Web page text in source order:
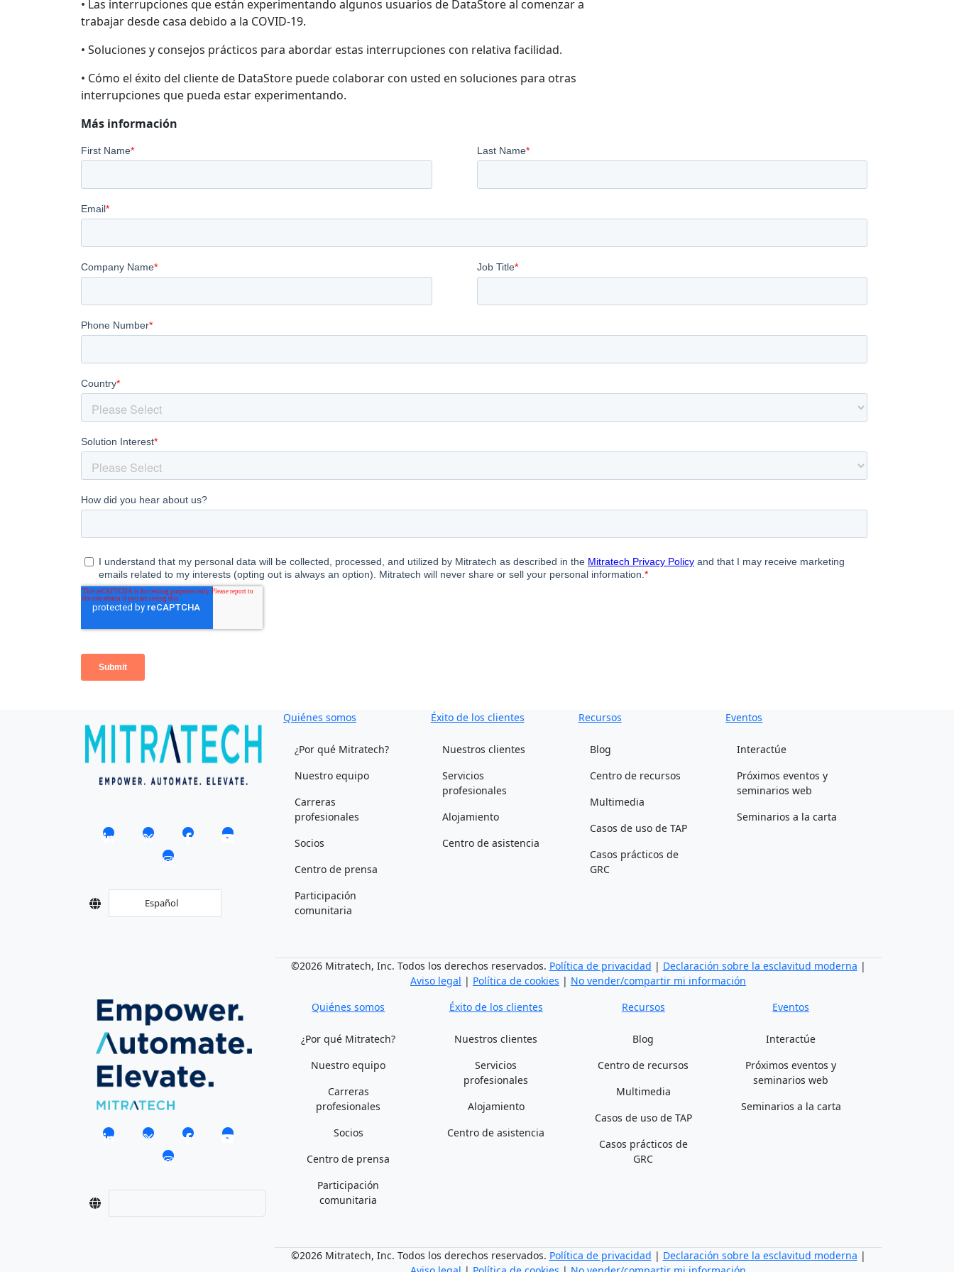
• Las interrupciones que están experimentando algunos usuarios de DataStore al comenzar a
trabajar desde casa debido a la COVID-19.
• Soluciones y consejos prácticos para abordar estas interrupciones con relativa facilidad.
• Cómo el éxito del cliente de DataStore puede colaborar con usted en soluciones para otras
interrupciones que pueda estar experimentando.
Más información
Español
Quiénes somos
¿Por qué Mitratech?
Nuestro equipo
Carreras
profesionales
Socios
Centro de prensa
Participación
comunitaria
Éxito de los clientes
Nuestros clientes
Servicios
profesionales
Alojamiento
Centro de asistencia
Recursos
Blog
Centro de recursos
Multimedia
Casos de uso de TAP
Casos prácticos de
GRC
Eventos
Interactúe
Próximos eventos y
seminarios web
Seminarios a la carta
©2026 Mitratech, Inc. Todos los derechos reservados. Política de privacidad | Declaración sobre la esclavitud moderna |
Aviso legal | Política de cookies | No vender/compartir mi información
Quiénes somos
¿Por qué Mitratech?
Nuestro equipo
Carreras
profesionales
Socios
Centro de prensa
Participación
comunitaria
Éxito de los clientes
Nuestros clientes
Servicios
profesionales
Alojamiento
Centro de asistencia
Recursos
Blog
Centro de recursos
Multimedia
Casos de uso de TAP
Casos prácticos de
GRC
Eventos
Interactúe
Próximos eventos y
seminarios web
Seminarios a la carta
©2026 Mitratech, Inc. Todos los derechos reservados. Política de privacidad | Declaración sobre la esclavitud moderna |